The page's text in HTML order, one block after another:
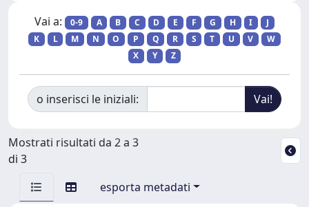
Vai a: 0-9 A B C D E F G H I
J
K
L M N O P Q R S T U V
W
X
Y Z
o inserisci le iniziali:
Mostrati risultati da 2 a 3
di 3
esporta metadati